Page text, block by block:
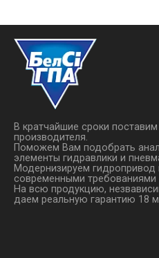
В кратчайшие сроки
производителя.
Поможем Вам подобрать
элементы гидравлики и
Модернизируем гидропривод
современными
На всю продукцию,
даем реальную гарантию 18